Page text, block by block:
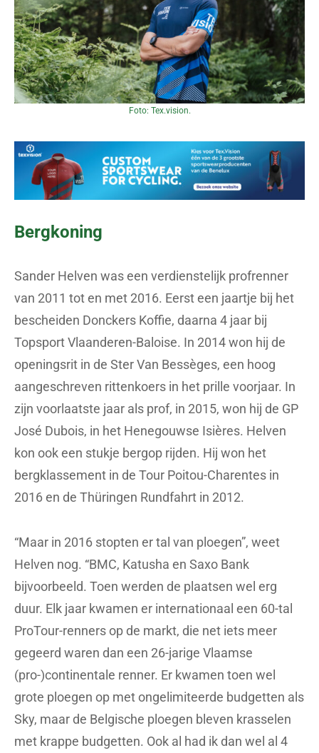
Foto: Tex.vision.
Bergkoning
Sander Helven was een verdienstelijk profrenner
van 2011 tot en met 2016. Eerst een jaartje bij het
bescheiden Donckers Koffie, daarna 4 jaar bij
Topsport Vlaanderen-Baloise. In 2014 won hij de
openingsrit in de Ster Van Bessèges, een hoog
aangeschreven rittenkoers in het prille voorjaar. In
zijn voorlaatste jaar als prof, in 2015, won hij de GP
José Dubois, in het Henegouwse Isières. Helven
kon ook een stukje bergop rijden. Hij won het
bergklassement in de Tour Poitou-Charentes in
2016 en de Thüringen Rundfahrt in 2012.
“Maar in 2016 stopten er tal van ploegen”, weet
Helven nog. “BMC, Katusha en Saxo Bank
bijvoorbeeld. Toen werden de plaatsen wel erg
duur. Elk jaar kwamen er internationaal een 60-tal
ProTour-renners op de markt, die net iets meer
gegeerd waren dan een 26-jarige Vlaamse
(pro-)continentale renner. Er kwamen toen wel
grote ploegen op met ongelimiteerde budgetten als
Sky, maar de Belgische ploegen bleven krasselen
met krappe budgetten. Ook al had ik dan wel al 4